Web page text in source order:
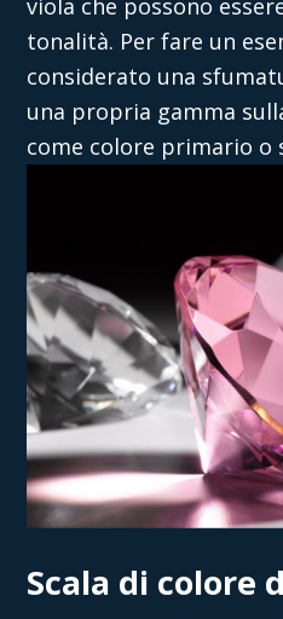
tonalità. Per fare un
considerato una
una propria gamma
come colore primario o
Scala di colore